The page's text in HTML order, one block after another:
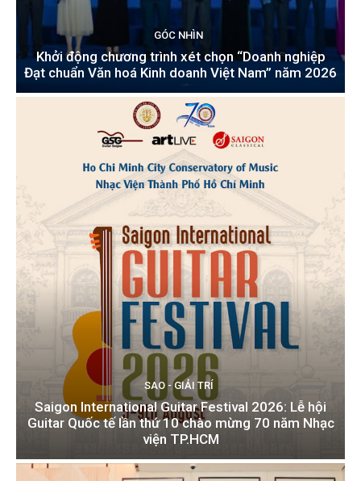
GÓC NHÌN
Khởi động chương trình xét chọn “Doanh nghiệp
Đạt chuẩn Văn hoá Kinh doanh Việt Nam” năm 2026
SAO - GIẢI TRÍ
Saigon International Guitar Festival 2026: Lễ hội
Guitar Quốc tế lần thứ 10 chào mừng 70 năm Nhạc
viện TP.HCM